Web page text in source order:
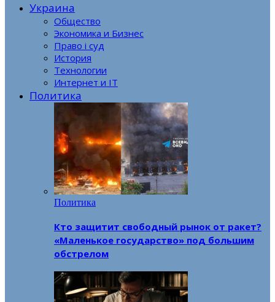
Украина
Общество
Экономика и Бизнес
Право і суд
История
Технологии
Интернет и IT
Политика
Политика
Кто защитит свободный рынок от ракет?
«Маленькое государство» под большим
обстрелом